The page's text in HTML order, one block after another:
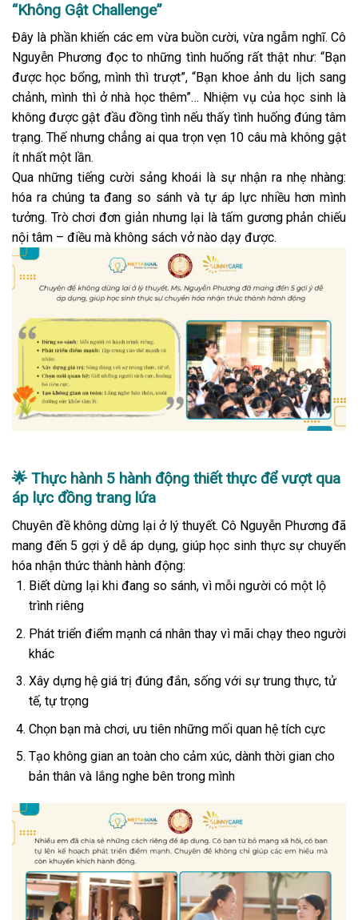
“Không Gật Challenge”
Đây là phần khiến các em vừa buồn cười, vừa ngẫm nghĩ. Cô
Nguyễn Phương đọc to những tình huống rất thật như: “Bạn
được học bổng, mình thì trượt”, “Bạn khoe ảnh du lịch sang
chảnh, mình thì ở nhà học thêm”… Nhiệm vụ của học sinh là
không được gật đầu đồng tình nếu thấy tình huống đúng tâm
trạng. Thế nhưng chẳng ai qua trọn vẹn 10 câu mà không gật
ít nhất một lần.
Qua những tiếng cười sảng khoái là sự nhận ra nhẹ nhàng:
hóa ra chúng ta đang so sánh và tự áp lực nhiều hơn mình
tưởng. Trò chơi đơn giản nhưng lại là tấm gương phản chiếu
nội tâm – điều mà không sách vở nào dạy được.
🌟 Thực hành 5 hành động thiết thực để vượt qua
áp lực đồng trang lứa
Chuyên đề không dừng lại ở lý thuyết. Cô Nguyễn Phương đã
mang đến 5 gợi ý dễ áp dụng, giúp học sinh thực sự chuyển
hóa nhận thức thành hành động:
Biết dừng lại khi đang so sánh, vì mỗi người có một lộ
trình riêng
Phát triển điểm mạnh cá nhân thay vì mãi chạy theo người
khác
Xây dựng hệ giá trị đúng đắn, sống với sự trung thực, tử
tế, tự trọng
Chọn bạn mà chơi, ưu tiên những mối quan hệ tích cực
Tạo không gian an toàn cho cảm xúc, dành thời gian cho
bản thân và lắng nghe bên trong mình